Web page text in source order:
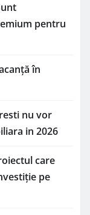
pentru
în
nu vor
in 2026
care
pe